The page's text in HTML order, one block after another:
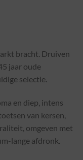
bracht. Druiven
jaar oude
selectie.
en diep, intens
van kersen,
omgeven met
lange afdronk.